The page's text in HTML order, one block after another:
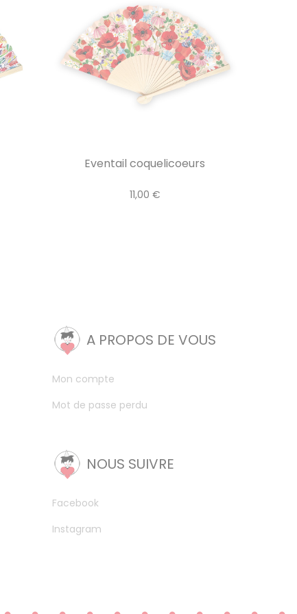
Eventail coquelicoeurs
11,00 €
A PROPOS DE VOUS
Mon compte
Mot de passe perdu
NOUS SUIVRE
Facebook
Instagram